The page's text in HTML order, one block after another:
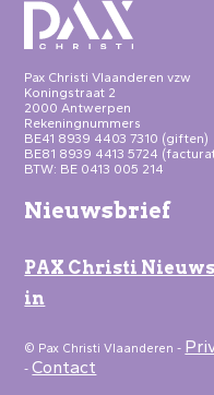
Pax Christi Vlaanderen vzw
Koningstraat 2
2000 Antwerpen
Rekeningnummers
BE41 8939 4403 7310 (giften)
BE81 8939 4413 5724
BTW: BE 0413 005 214
Nieuwsbrief
PAX Christi
in
© Pax Christi Vlaanderen -
-Contact